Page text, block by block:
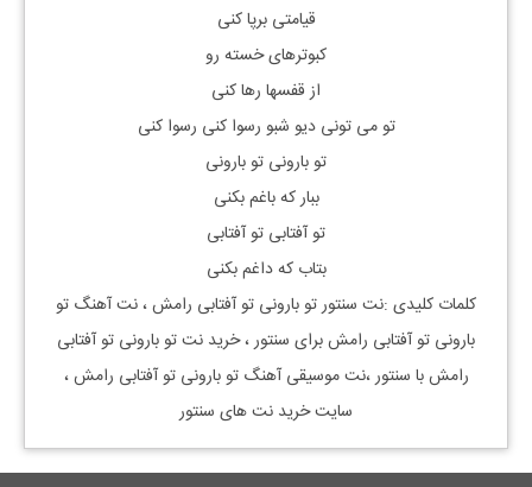
قیامتی برپا کنی
کبوترهای خسته رو
از قفسها رها کنی
تو می تونی دیو شبو رسوا کنی رسوا کنی
تو بارونی تو بارونی
ببار که باغم بکنی
تو آفتابی تو آفتابی
بتاب که داغم بکنی
کلمات کلیدی :نت سنتورتو بارونی تو آفتابی رامش، نت آهنگ تو
بارونی تو آفتابی رامشبرای سنتور ، خرید نتتو بارونی تو آفتابی
رامشبا سنتور ،نت موسیقی آهنگ تو بارونی تو آفتابی رامش،
سایت خرید نت های سنتور